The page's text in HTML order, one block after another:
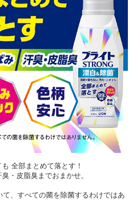
全部まとめて落とす！
・皮脂臭までおまかせ。
て、すべての菌を除菌するわけではあ